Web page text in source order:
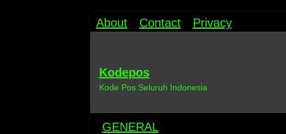
About Contact Privacy
Kodepos
Kode Pos Seluruh Indonesia
GENERAL